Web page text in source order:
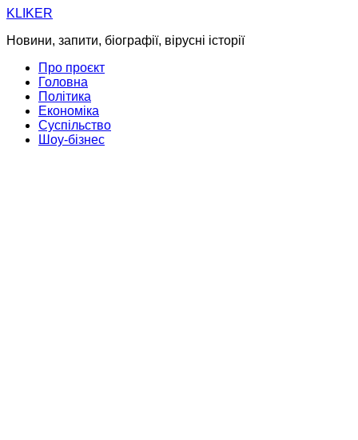
Skip
content
KLIKER
Новини, запити, біографії, вірусні історії
Про проєкт
Головна
Політика
Економіка
Суспільство
Шоу-бізнес